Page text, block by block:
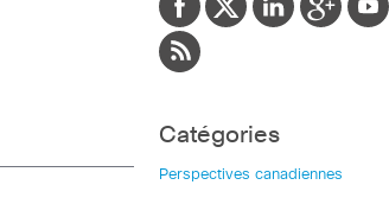
Catégories
Perspectives canadiennes